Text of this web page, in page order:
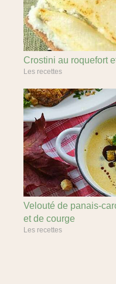
Crostini au roquefort
Les recettes
Velouté de panais-
et de courge
Les recettes